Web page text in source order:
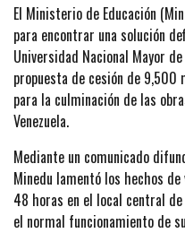
El Ministerio de Educación
para encontrar una solución
Universidad Nacional Mayor
propuesta de cesión de 9,500
para la culminación de las
Venezuela.
Mediante un comunicado
Minedu lamentó los hechos
48 horas en el local central
el normal funcionamiento de